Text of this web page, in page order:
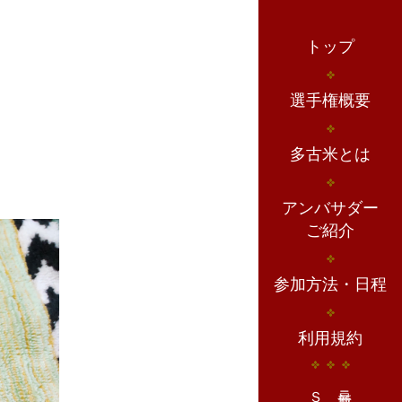
トップ
選手権概要
多古米とは
アンバサダー
ご紹介
参加方法・日程
利用規約